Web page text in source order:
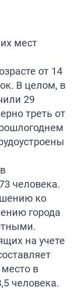
мест
от 14
В целом, в
29
треть от
человека.
ко
города
на учете
в
человека.